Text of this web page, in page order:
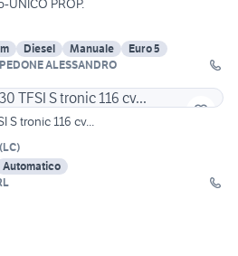
PROP.
Diesel Manuale
Euro 5
ALESSANDRO
S tronic 116 cv...
(LC)
Automatico